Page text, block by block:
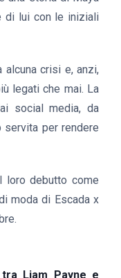
di lui con le iniziali
alcuna crisi e, anzi,
legati che mai. La
social media, da
servita per rendere
loro debutto come
moda di Escada x
Liam Payne e